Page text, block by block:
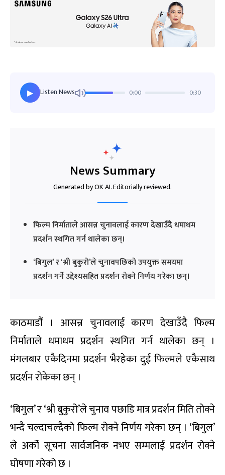
▶ Listen News 0:00 0:30
News Summary
Generated by OK AI. Editorially reviewed.
फिल्म निर्माताले आसन्न चुनावलाई कारण देखाउँदै धमाधम
प्रदर्शन स्थगित गर्न थालेका छन्।
‘बिगुल’ र ‘श्री बुकुरो’ले चुनावपछिको उपयुक्त समयमा
प्रदर्शन गर्ने उद्देश्यसहित प्रदर्शन रोक्ने निर्णय गरेका छन्।
काठमाडौं । आसन्न चुनावलाई कारण देखाउँदै फिल्म
निर्माताले धमाधम प्रदर्शन स्थगित गर्न थालेका छन् ।
मंगलबार एकैदिनमा प्रदर्शन भैरहेका दुई फिल्मले एकैसाथ
प्रदर्शन रोकेका छन् ।
‘बिगुल’ र ‘श्री बुकुरो’ले चुनाव पछाडि मात्र प्रदर्शन मिति तोक्ने
भन्दै चल्दाचल्दैको फिल्म रोक्ने निर्णय गरेका छन् । ‘बिगुल’
ले अर्को सूचना सार्वजनिक नभए सम्मलाई प्रदर्शन रोक्ने
घोषणा गरेको छ ।